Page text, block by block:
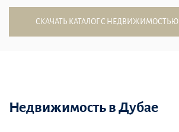
СКАЧАТЬ КАТАЛОГ С НЕДВИЖИМОСТЬЮ
Недвижимость в Дубае